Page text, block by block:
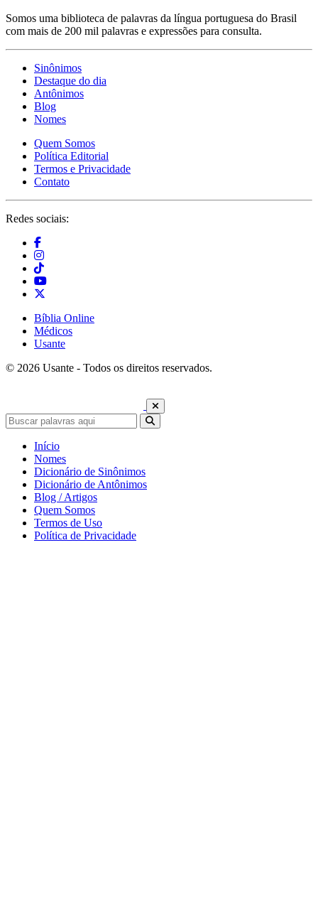
Somos uma biblioteca de palavras da língua portuguesa do Brasil
com mais de 200 mil palavras e expressões para consulta.
Sinônimos
Destaque do dia
Antônimos
Blog
Nomes
Quem Somos
Política Editorial
Termos e Privacidade
Contato
Redes sociais:
Bíblia Online
Médicos
Usante
© 2026 Usante - Todos os direitos reservados.
Início
Nomes
Dicionário de Sinônimos
Dicionário de Antônimos
Blog / Artigos
Quem Somos
Termos de Uso
Política de Privacidade